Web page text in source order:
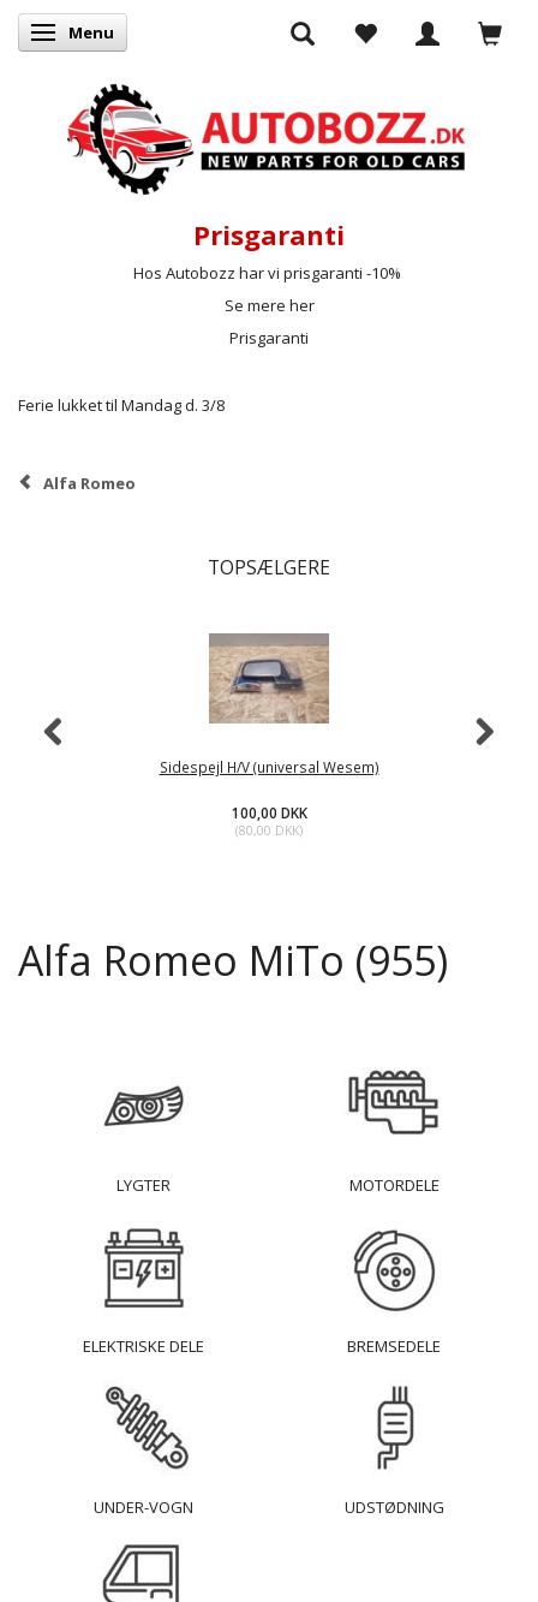
Skifte navigation
Menu
Prisgaranti
Hos Autobozz har vi prisgaranti -10%
Se mere her
Prisgaranti
Ferie lukket til Mandag d. 3/8
Alfa Romeo
TOPSÆLGERE
Sidespejl H/V (universal Wesem)
100,00 DKK
(80,00 DKK)
Alfa Romeo MiTo (955)
LYGTER MOTORDELE
ELEKTRISKE DELE BREMSEDELE
UNDER-VOGN UDSTØDNING